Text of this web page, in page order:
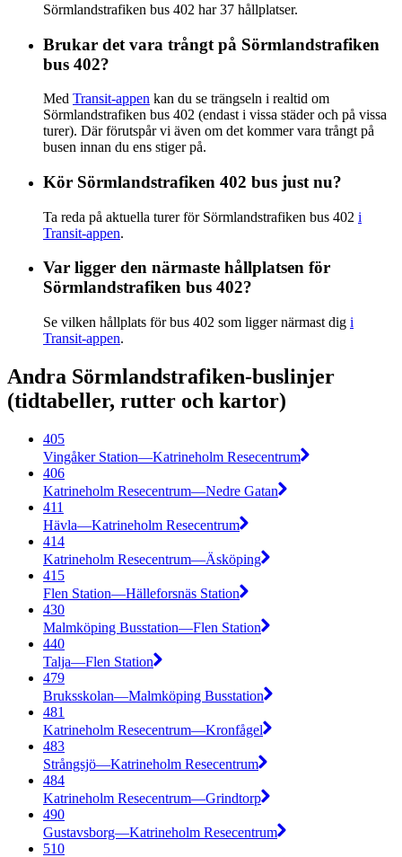
Sörmlandstrafiken bus 402 har 37 hållplatser.
Brukar det vara trångt på Sörmlandstrafiken
bus 402?
Med Transit-appen kan du se trängseln i realtid om
Sörmlandstrafiken bus 402 (endast i vissa städer och på vissa
turer). Där förutspår vi även om det kommer vara trångt på
busen innan du ens stiger på.
Kör Sörmlandstrafiken 402 bus just nu?
Ta reda på aktuella turer för Sörmlandstrafiken bus 402 i
Transit-appen.
Var ligger den närmaste hållplatsen för
Sörmlandstrafiken bus 402?
Se vilken hållplats för bus 402 som ligger närmast dig i
Transit-appen.
Andra Sörmlandstrafiken-buslinjer
(tidtabeller, rutter och kartor)
405
Vingåker Station—Katrineholm Resecentrum
406
Katrineholm Resecentrum—Nedre Gatan
411
Hävla—Katrineholm Resecentrum
414
Katrineholm Resecentrum—Äsköping
415
Flen Station—Hälleforsnäs Station
430
Malmköping Busstation—Flen Station
440
Talja—Flen Station
479
Bruksskolan—Malmköping Busstation
481
Katrineholm Resecentrum—Kronfågel
483
Strångsjö—Katrineholm Resecentrum
484
Katrineholm Resecentrum—Grindtorp
490
Gustavsborg—Katrineholm Resecentrum
510